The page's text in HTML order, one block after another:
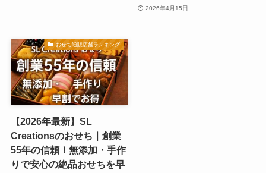
2026年4月15日
おせち通販店舗ランキング
【2026年最新】SL
Creationsのおせち｜創業
55年の信頼！無添加・手作
りで安心の絶品おせちを早